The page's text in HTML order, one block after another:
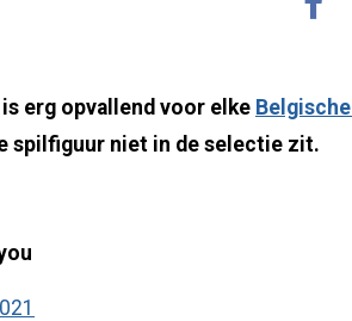
erg opvallend voor elke Belgische
spilfiguur niet in de selectie zit.